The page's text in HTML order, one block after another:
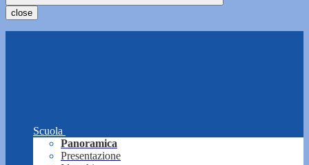
close
Scuola
Panoramica
Presentazione